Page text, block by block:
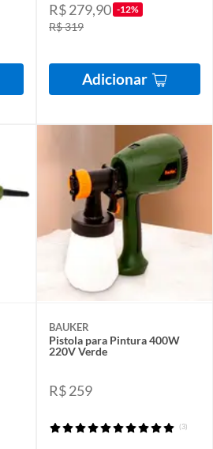
R$ 279,90 -12%
R$ 319
Adicionar
BAUKER
Pistola para Pintura 400W
220V Verde
R$ 259
(3)